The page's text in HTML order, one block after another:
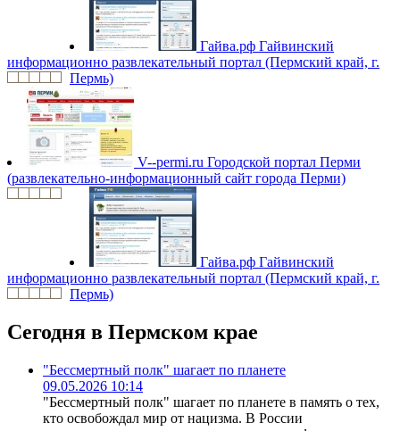
Гайва.рф Гайвинский
информационно развлекательный портал (Пермский край, г.
Пермь)
V--permi.ru Городской портал Перми
(развлекательно-информационный сайт города Перми)
Гайва.рф Гайвинский
информационно развлекательный портал (Пермский край, г.
Пермь)
Сегодня в Пермском крае
"Бессмертный полк" шагает по планете
09.05.2026 10:14
"Бессмертный полк" шагает по планете в память о тех,
кто освобождал мир от нацизма. В России